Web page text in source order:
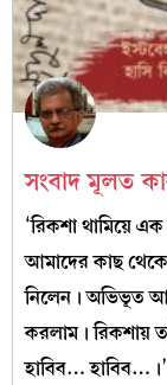
সংবাদ মূলত
‘রিকশা থামিয়ে
আমাদের কাছ থেকে
নিলেন। অভিভূত
করলাম। রিকশায়
হাবিব… হাবিব…।’